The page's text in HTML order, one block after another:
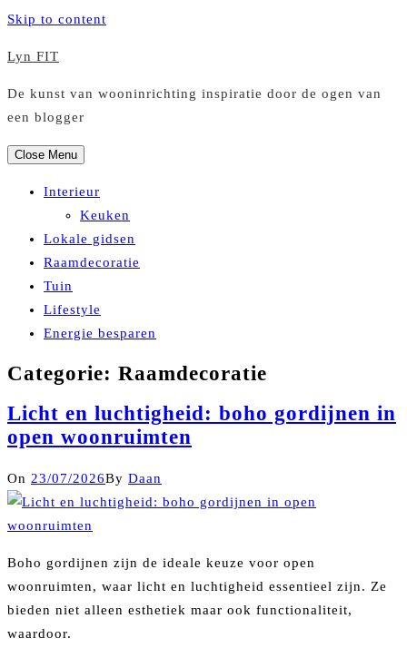
Skip to content
Lyn FIT
De kunst van wooninrichting inspiratie door de ogen van
een blogger
Close Menu
Interieur
Keuken
Lokale gidsen
Raamdecoratie
Tuin
Lifestyle
Energie besparen
Categorie: Raamdecoratie
Licht en luchtigheid: boho gordijnen in
open woonruimten
On 23/07/2026By Daan
Boho gordijnen zijn de ideale keuze voor open
woonruimten, waar licht en luchtigheid essentieel zijn. Ze
bieden niet alleen esthetiek maar ook functionaliteit,
waardoor.